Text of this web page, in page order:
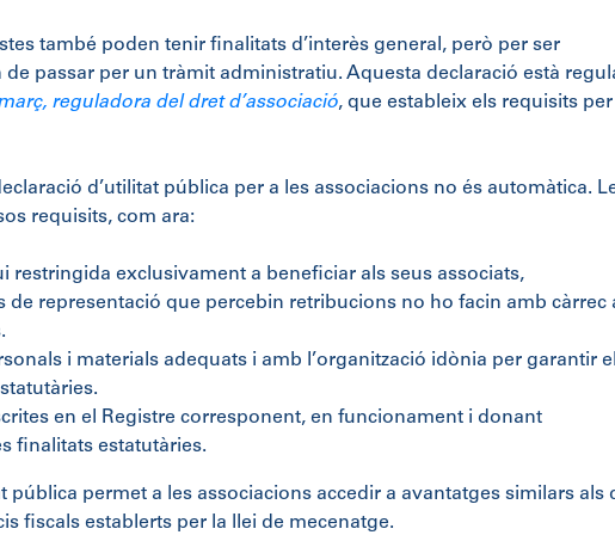
també poden tenir finalitats d’interès general, però per ser
passar per un tràmit administratiu. Aquesta declaració està
reguladora del dret d’associació, que estableix els requisits per
d’utilitat pública per a les associacions no és automàtica.
requisits, com ara:
restringida exclusivament a beneficiar als seus associats,
de representació que percebin retribucions no ho facin amb càrrec
i materials adequats i amb l’organització idònia per garantir el
en el Registre corresponent, en funcionament i donant
finalitats estatutàries.
pública permet a les associacions accedir a avantatges similars als
fiscals establerts per la llei de mecenatge.